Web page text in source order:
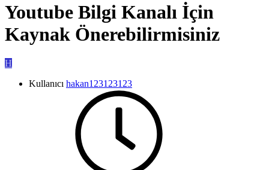
Youtube Bilgi Kanalı İçin
Kaynak Önerebilirmisiniz
H
Kullanıcı hakan123123123